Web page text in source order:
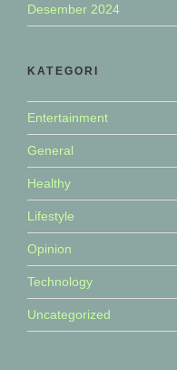
Desember 2024
KATEGORI
Entertainment
General
Healthy
Lifestyle
Opinion
Technology
Uncategorized